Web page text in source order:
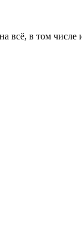
всё, в том числе